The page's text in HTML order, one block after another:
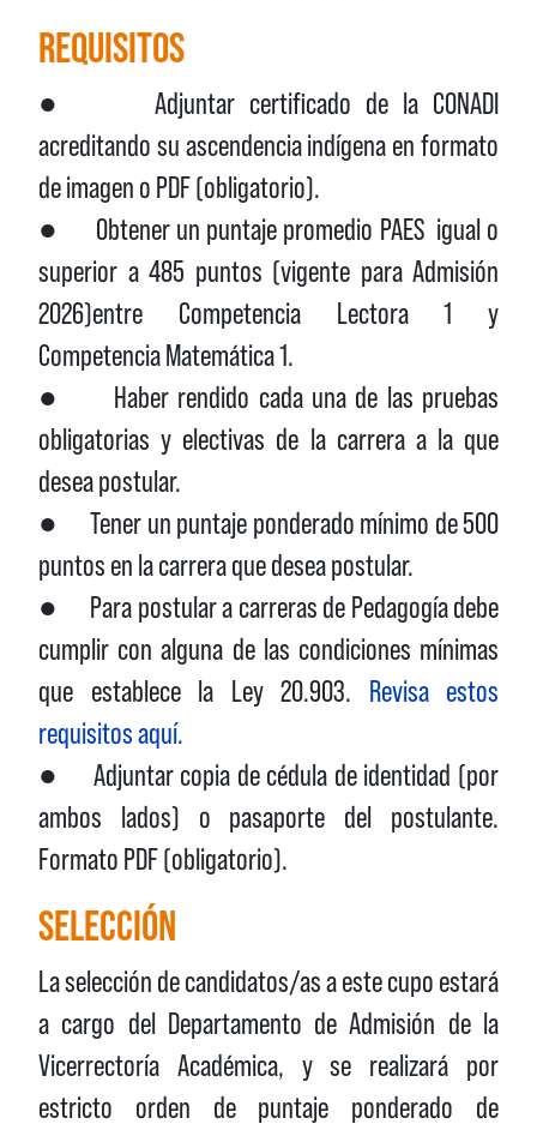
REQUISITOS
● Adjuntar certificado de la CONADI
acreditando su ascendencia indígena en formato
de imagen o PDF (obligatorio).
● Obtener un puntaje promedio PAES igual o
superior a 485 puntos (vigente para Admisión
2026)entre Competencia Lectora 1 y
Competencia Matemática 1.
● Haber rendido cada una de las pruebas
obligatorias y electivas de la carrera a la que
desea postular.
● Tener un puntaje ponderado mínimo de 500
puntos en la carrera que desea postular.
● Para postular a carreras de Pedagogía debe
cumplir con alguna de las condiciones mínimas
que establece la Ley 20.903. Revisa estos
requisitos aquí.
● Adjuntar copia de cédula de identidad (por
ambos lados) o pasaporte del postulante.
Formato PDF (obligatorio).
SELECCIÓN
La selección de candidatos/as a este cupo estará
a cargo del Departamento de Admisión de la
Vicerrectoría Académica, y se realizará por
estricto orden de puntaje ponderado de